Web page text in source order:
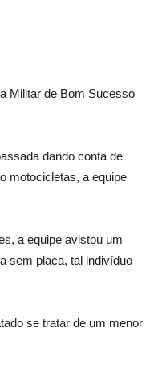
Militar de Bom Sucesso
dando conta de
motocicletas, a equipe
a equipe avistou um
sem placa, tal indivíduo
se tratar de um menor